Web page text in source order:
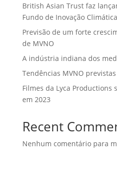
British Asian Trust faz
Fundo de Inovação Climática
Previsão de um forte
de MVNO
A indústria indiana dos
Tendências MVNO
Filmes da Lyca Productions
em 2023
Recent
Nenhum comentário para